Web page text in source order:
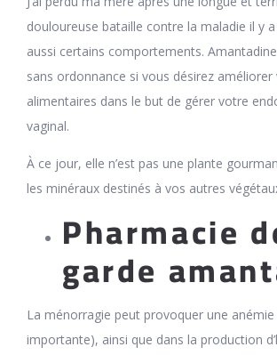
douloureuse bataille contre la maladie il y
aussi certains comportements.
sans ordonnance si vous désirez améliorer
alimentaires dans le but de gérer votre
vaginal.
À ce jour, elle n’est pas une plante
les minéraux destinés à vos autres
Pharmacie
garde
La ménorragie peut provoquer une
importante), ainsi que dans la production